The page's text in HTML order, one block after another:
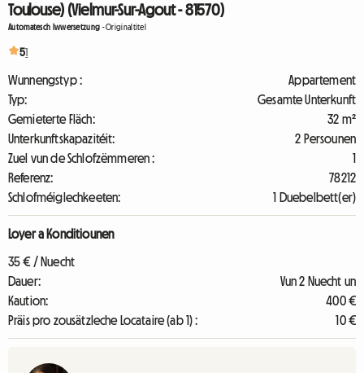
Toulouse) (Vielmur-Sur-Agout - 81570)
Automatesch Iwwersetzung -Originaltitel
51
Wunnengstyp :
Appartement
Typ:
Gesamte Unterkunft
Gemieterte Fläch:
32 m²
Unterkunftskapazitéit:
2 Persounen
Zuel vun de Schlofzëmmeren :
1
Referenz:
78212
Schlofméiglechkeeten:
1 Duebelbett(er)
Loyer a Konditiounen
35 € / Nuecht
Dauer:
Vun 2 Nuecht un
Kaution:
400 €
Präis pro zousätzleche Locataire (ab 1) :
10 €